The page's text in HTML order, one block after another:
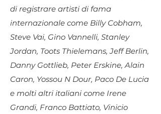
di registrare artisti di fama
internazionale come Billy Cobham,
Steve Vai, Gino Vannelli, Stanley
Jordan, Toots Thielemans, Jeff Berlin,
Danny Gottlieb, Peter Erskine, Alain
Caron, Yossou N Dour, Paco De Lucia
e molti altri italiani come Irene
Grandi, Franco Battiato, Vinicio